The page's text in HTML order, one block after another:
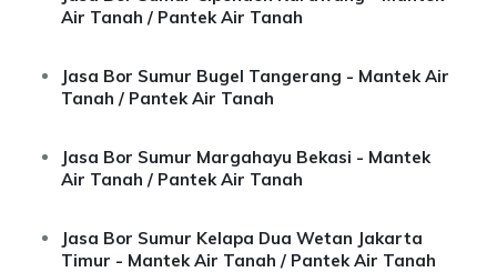
Air Tanah / Pantek Air Tanah
Jasa Bor Sumur Bugel Tangerang - Mantek Air
Tanah / Pantek Air Tanah
Jasa Bor Sumur Margahayu Bekasi - Mantek
Air Tanah / Pantek Air Tanah
Jasa Bor Sumur Kelapa Dua Wetan Jakarta
Timur - Mantek Air Tanah / Pantek Air Tanah